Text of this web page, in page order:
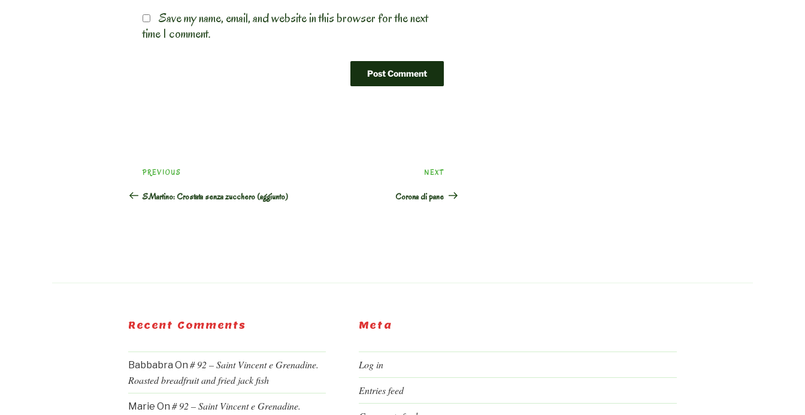
Save my name, email, and website in this browser for the next
time I comment.
Previous
PREVIOUS
S.Martino: Crostata senza zucchero (aggiunto)
Next
Post
NEXT
Corona di pane
Recent Comments
Babbabra On # 92 – Saint Vincent e Grenadine.
Roasted breadfruit and fried jack fish
Marie On # 92 – Saint Vincent e Grenadine.
Meta
Log in
Entries feed